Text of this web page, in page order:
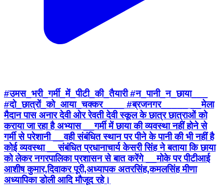
#उमस_भरी_गर्मी_में_पीटी_की_तैयारी #न_पानी_न_छाया___
#दो_छात्रों_को_आया_चक्कर____ #ब्रजनगर_____ __मेला
मैदान पास अनार देवी ओर रेवती देवी स्कूल के छात्र छात्राओं को
कराया जा रहा है अभ्यास __गर्मी में छाया की व्यवस्था नहीं होने से
गर्मी से परेशानी __वही संबंधित स्थान पर पीने के पानी की भी नहीं है
कोई व्यवस्था __संबंधित प्रधानाचार्य केसरी सिंह ने बताया कि छाया
को लेकर नगरपालिका प्रशासन से बात करेंगे __मोके पर पीटीआई
आशीष कुमार,दिवाकर पूरी,अध्यापक अतरसिंह,कमलसिंह मीणा
अध्यापिका डोली आदि मौजूद रहे।